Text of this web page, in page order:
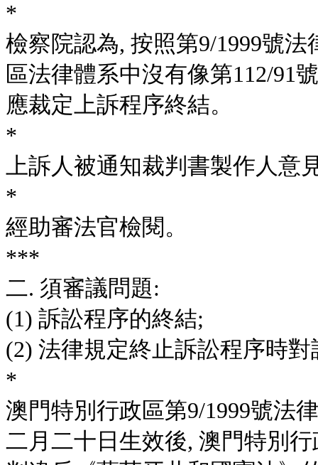
*
檢察院認為, 按照第9/1999號
區法律體系中沒有像第112/91
應裁定上訴程序終結。
*
上訴人被通知裁判書製作人意
*
經助審法官檢閱。
***
二. 須審議問題:
(1) 訴訟程序的終結;
(2) 法律規定終止訴訟程序時
*
澳門特別行政區第9/1999號法
二月二十日生效後, 澳門特別